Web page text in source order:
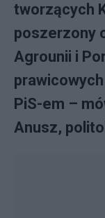
tworzących
poszerzony
Agrounii i
PiS-em –
Anusz,